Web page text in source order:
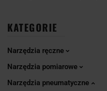
KATEGORIE
Narzędzia ręczne
Narzędzia pomiarowe
Narzędzia pneumatyczne